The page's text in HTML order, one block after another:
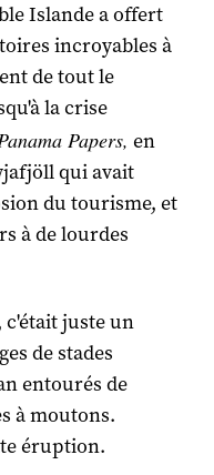
Islande a offert
incroyables à
de tout le
la crise
Papers, en
qui avait
du tourisme, et
à de lourdes
c'était juste un
de stades
entourés de
à moutons.
éruption.